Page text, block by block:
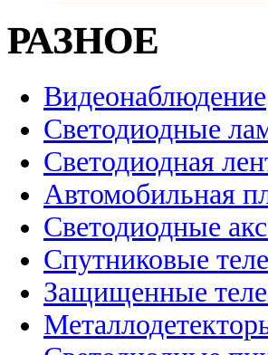
РАЗНОЕ
Видеонаблюдение
Светодиодные
Светодиодная
Автомобильная
Светодиодные
Спутниковые
Защищенные